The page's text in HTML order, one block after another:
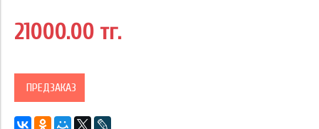
21000.00 тг.
ПРЕДЗАКАЗ